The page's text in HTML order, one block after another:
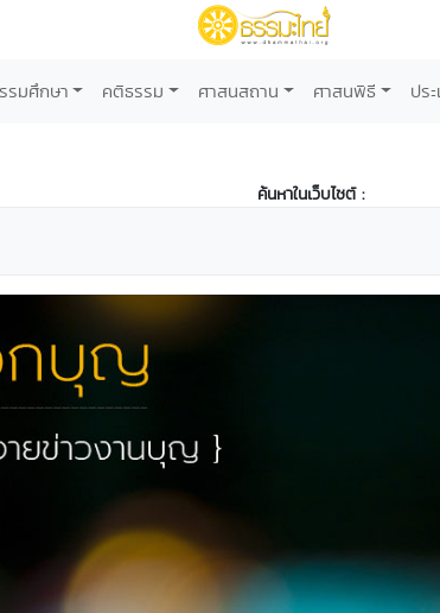
รมศึกษา คติธรรม ศาสนสถาน ศาสนพิธี ปร
ค้นหาในเว็บไซต์ :